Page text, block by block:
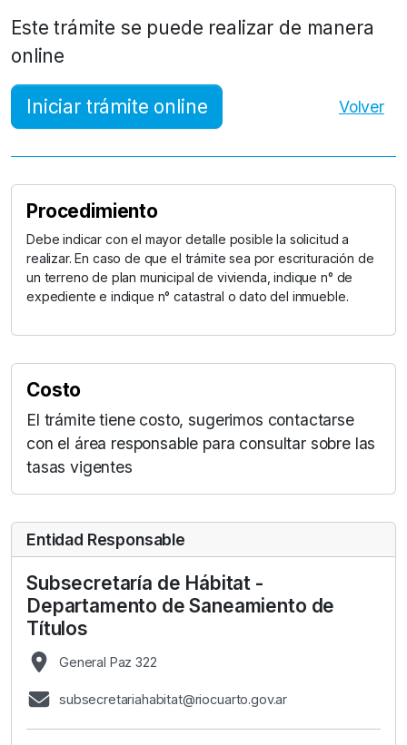
Este trámite se puede realizar de manera
online
Iniciar trámite online Volver
Procedimiento
Debe indicar con el mayor detalle posible la solicitud a
realizar. En caso de que el trámite sea por escrituración de
un terreno de plan municipal de vivienda, indique n° de
expediente e indique n° catastral o dato del inmueble.
Costo
El trámite tiene costo, sugerimos contactarse
con el área responsable para consultar sobre las
tasas vigentes
Entidad Responsable
Subsecretaría de Hábitat -
Departamento de Saneamiento de
Títulos
General Paz 322
subsecretariahabitat@riocuarto.gov.ar